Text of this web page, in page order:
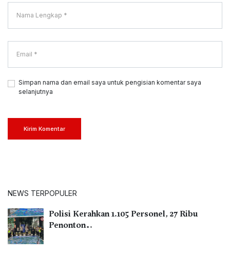
Simpan nama dan email saya untuk pengisian komentar saya
selanjutnya
Kirim Komentar
NEWS TERPOPULER
Polisi Kerahkan 1.105 Personel, 27 Ribu
Penonton…